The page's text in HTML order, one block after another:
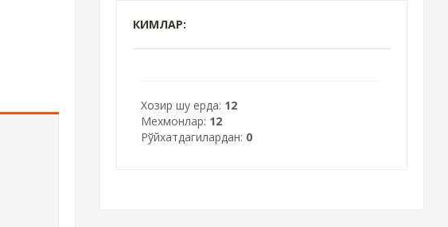
КИМЛАР:
Хозир шу ерда: 12
Мехмонлар: 12
Рўйхатдагилардан: 0